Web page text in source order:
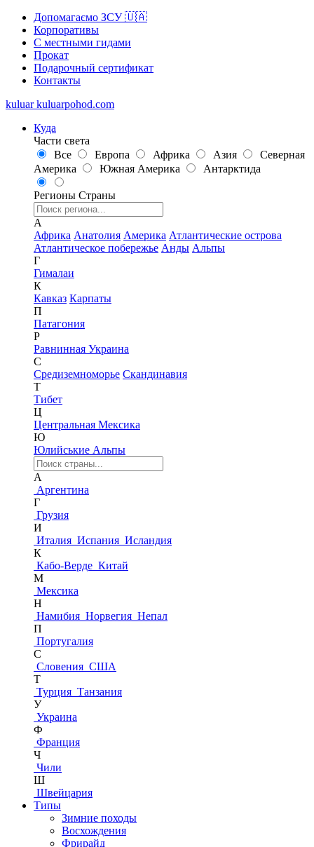
Допомагаємо ЗСУ 🇺🇦
Корпоративы
С местными гидами
Прокат
Подарочный сертификат
Контакты
kuluar kuluarpohod.com
Куда
Части света
Все
Европа Африка Азия
Северная
Америка
Южная Америка Антарктида
Регионы Страны
А
Африка Анатолия Америка Атлантические острова
Атлантическое побережье Анды Альпы
Г
Гималаи
К
Кавказ Карпаты
П
Патагония
Р
Равнинная Украина
С
Средиземноморье Скандинавия
Т
Тибет
Ц
Центральная Мексика
Ю
Юлийськие Альпы
А
Аргентина
Г
Грузия
И
Италия Испания Исландия
К
Кабо-Верде Китай
М
Мексика
Н
Намибия Норвегия Непал
П
Португалия
С
Словения США
Т
Турция Танзания
У
Украина
Ф
Франция
Ч
Чили
Ш
Швейцария
Типы
Зимние походы
Восхождения
Фрирайд